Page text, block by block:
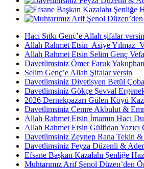
Hacı Sıtkı Genç’e Allah şifalar versin
Allah Rahmet Etsin Asiye Yılmaz
Allah Rahmet Etsin Selim Genç
Davetlimsiniz Ömer Faruk
Selim Genç’e Allah Şifalar versin
Davetlimsiniz Diyetisyen Betül
Davetlimsiniz Gökçe Şevval
2026 Dernekpazarı Gülen Köyü
Davetlimsiniz Cemre Akbulut &
Allah Rahmet Etsin İmamın Hacı
Allah Rahmet Etsin Gülfidan Yazıcı
Davetlimsiniz Zeynep Rana Tekin
Davetlimsiniz Feyza Düzenli &
Efsane Başkan Kazalahı Şenliğe
Muhtarımız Arif Şenol Düzen’den